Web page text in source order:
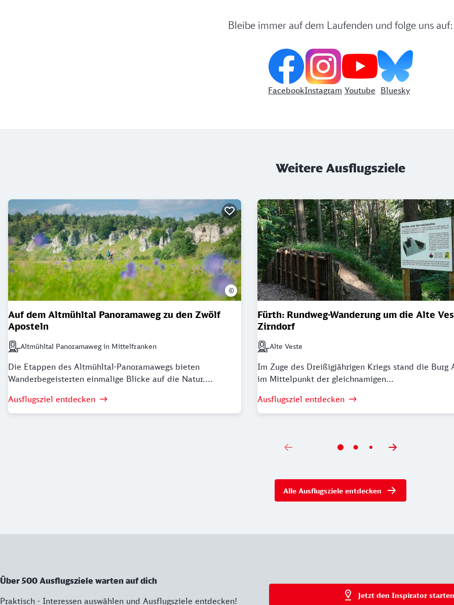
Bleibe immer auf dem Laufenden und folge uns auf:
FacebookInstagram Youtube Bluesky
Weitere Ausflugsziele
Auf dem Altmühltal Panoramaweg zu den Zwölf
Aposteln
Nächstgelegener Bahnhof: Altmühltal Panoramaweg in Mittelfranken
Altmühltal Panoramaweg in Mittelfranken
Die Etappen des Altmühltal-Panoramawegs bieten
Wanderbegeisterten einmalige Blicke auf die Natur....
Ausflugsziel entdecken
©
Fürth: Rundweg-Wanderung um die Alte
Zirndorf
Nächstgelegener Bahnhof: Alte Veste
Alte Veste
Im Zuge des Dreißigjährigen Kriegs stand die Burg
im Mittelpunkt der gleichnamigen...
Ausflugsziel entdecken
Alle Ausflugsziele entdecken
Über 500 Ausflugsziele warten auf dich
Praktisch - Interessen auswählen und Ausflugsziele entdecken!
Jetzt den Inspirator